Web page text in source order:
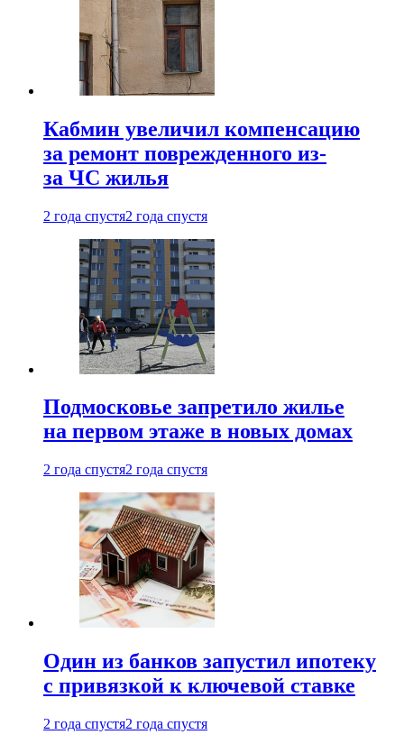
Кабмин увеличил компенсацию
за ремонт поврежденного из-
за ЧС жилья
2 года спустя2 года спустя
Подмосковье запретило жилье
на первом этаже в новых домах
2 года спустя2 года спустя
Один из банков запустил ипотеку
с привязкой к ключевой ставке
2 года спустя2 года спустя